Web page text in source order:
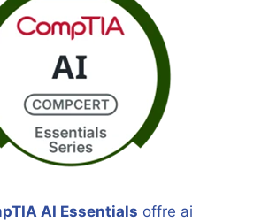
AI Essentials offre ai